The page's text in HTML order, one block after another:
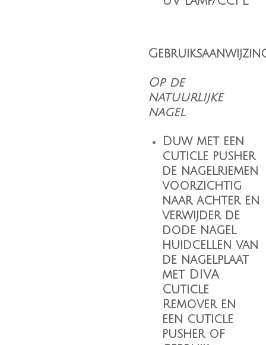
Op de
natuurlijke
nagel
Duw met een
cuticle pusher
de nagelriemen
voorzichtig
naar achter en
verwijder de
dode nagel
huidcellen van
de nagelplaat
met DIVA
Cuticle
Removeren
een cuticle
pusher of